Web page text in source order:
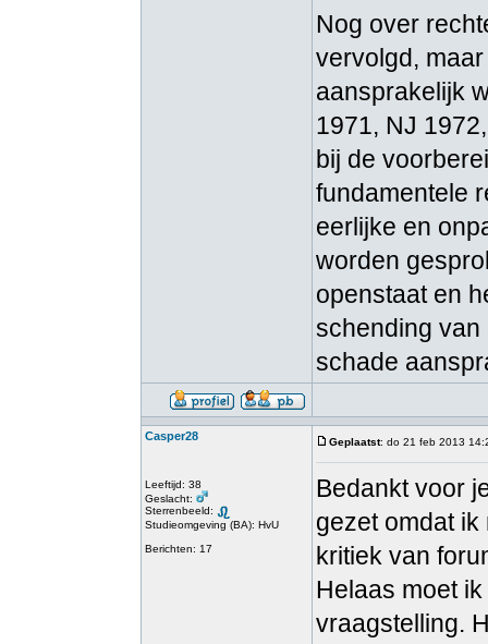
Nog over
vervolgd,
aansprakelijk
1971, NJ
bij de
fundamentele
eerlijke en
worden
openstaat en
schending van
schade
Casper28
Leeftijd: 38
Geslacht:
Sterrenbeeld:
Studieomgeving (BA): HvU
Berichten: 17
Geplaatst: do 21 feb 2013
Bedankt voor
gezet omdat
kritiek van
Helaas moet
vraagstelling.